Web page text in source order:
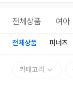
전체상품 여아
전체상품 피너츠
카테고리